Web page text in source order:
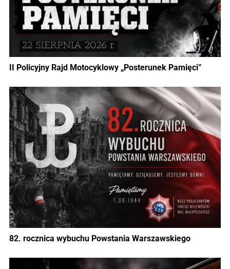
II Policyjny Rajd Motocyklowy „Posterunek Pamięci”
82. rocznica wybuchu Powstania Warszawskiego